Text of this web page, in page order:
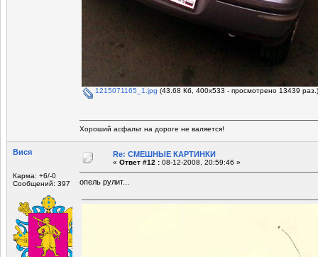
1215071165_1.jpg (43.68 Кб, 400x533 - просмотрено 13439 раз.)
Хороший асфальт на дороге не валяется!
Вися
Карма: +6/-0
Сообщений: 397
Re: СМЕШНЫЕ КАРТИНКИ
« Ответ #12 : 08-12-2008, 20:59:46 »
опель рулит...